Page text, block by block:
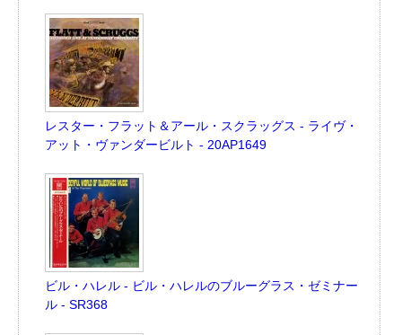
レスター・フラット＆アール・スクラッグス - ライヴ・
アット・ヴァンダービルト - 20AP1649
ビル・ハレル - ビル・ハレルのブルーグラス・ゼミナー
ル - SR368